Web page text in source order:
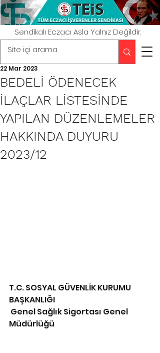
Sendikalı Eczacı Asla Yalnız Değildir.
BEDELİ ÖDENECEK
İLAÇLAR LİSTESİNDE
YAPILAN DÜZENLEMELER
HAKKINDA DUYURU
2023/12
22 Mar 2023
T.C. SOSYAL GÜVENLİK KURUMU
BAŞKANLIĞI
Müdürlüğü